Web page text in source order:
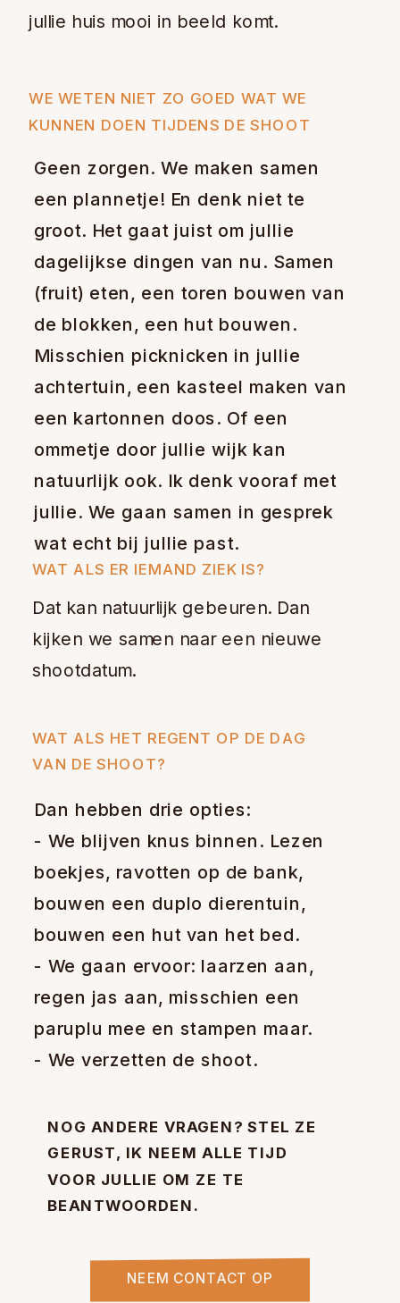
jullie huis mooi in beeld komt.
Geen zorgen. We maken samen
een plannetje! En denk niet te
groot. Het gaat juist om jullie
dagelijkse dingen van nu. Samen
(fruit) eten, een toren bouwen van
de blokken, een hut bouwen.
Misschien picknicken in jullie
achtertuin, een kasteel maken van
een kartonnen doos. Of een
ommetje door jullie wijk kan
natuurlijk ook. Ik denk vooraf met
jullie. We gaan samen in gesprek
wat echt bij jullie past.
WE WETEN NIET ZO GOED WAT WE
KUNNEN DOEN TIJDENS DE SHOOT
WAT ALS ER IEMAND ZIEK IS?
Dat kan natuurlijk gebeuren. Dan
kijken we samen naar een nieuwe
shootdatum.
WAT ALS HET REGENT OP DE DAG
VAN DE SHOOT?
Dan hebben drie opties:
- We blijven knus binnen. Lezen
boekjes, ravotten op de bank,
bouwen een duplo dierentuin,
bouwen een hut van het bed.
- We gaan ervoor: laarzen aan,
regen jas aan, misschien een
paruplu mee en stampen maar.
- We verzetten de shoot.
NOG ANDERE VRAGEN? STEL ZE
GERUST, IK NEEM ALLE TIJD
VOOR JULLIE OM ZE TE
BEANTWOORDEN.
NEEM CONTACT OP